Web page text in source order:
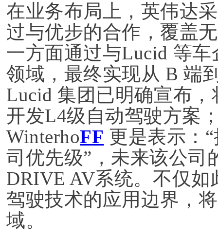
在业务布局上，英伟达
过与优步的合作，覆盖
一方面通过与Lucid 等
领域，最终实现从 B 端
Lucid 集团已明确宣布
开发L4级自动驾驶方案
WinterhoFF 更是表示：
司优先级”，未来该公司
DRIVE AV系统。不仅
驾驶技术的应用边界，
域。